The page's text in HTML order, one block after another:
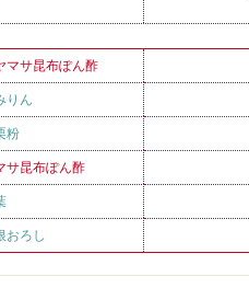
マサ昆布ぽん酢
りん
粉
サ昆布ぽん酢
おろし